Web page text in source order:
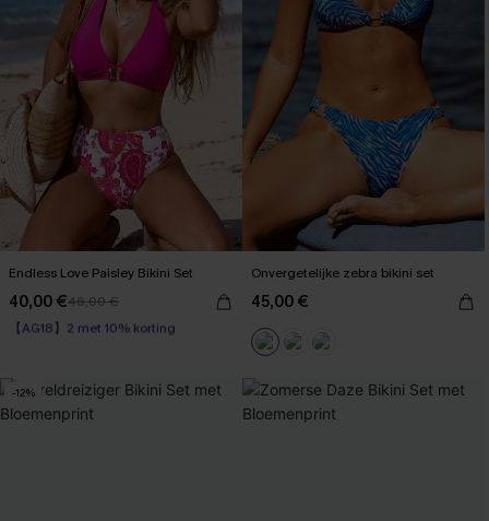
Endless Love Paisley Bikini Set
40,00 €46,00 €
【AG18】2 met 10% korting
Boho
Onvergetelijke zebra bikini set
45,00 €
-12%